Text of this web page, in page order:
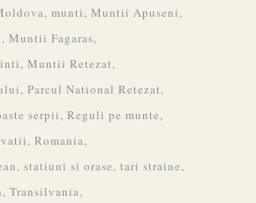
munti Muntii Apuseni
Muntii Fagaras
Muntii Retezat
Parcul National Retezat
serpii Reguli pe munte
Romania
statiuni si orase tari straine
Transilvania